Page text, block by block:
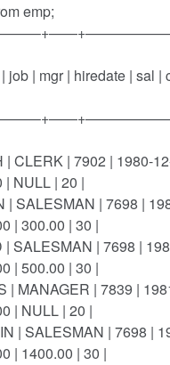
emp;
job | mgr | hiredate | sal |
| CLERK | 7902 | 1980-
| NULL | 20 |
| SALESMAN | 7698 |
| 300.00 | 30 |
| SALESMAN | 7698 |
| 500.00 | 30 |
| MANAGER | 7839 |
| NULL | 20 |
| SALESMAN | 7698 |
| 1400.00 | 30 |